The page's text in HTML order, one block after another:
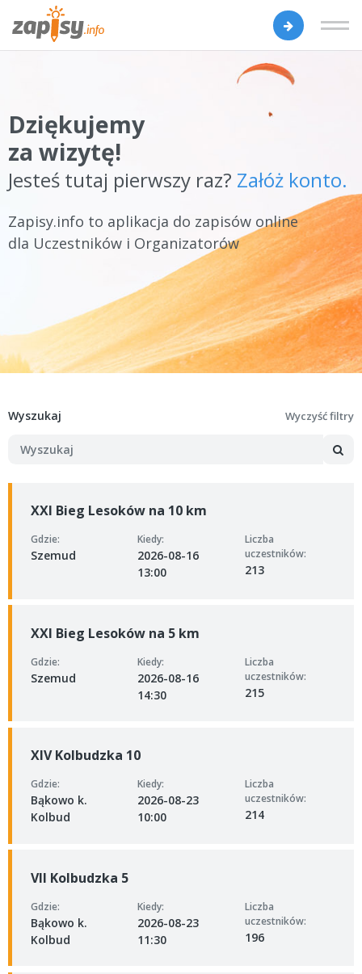
Dziękujemy
za wizytę!
Jesteś tutaj pierwszy raz? Załóż konto.
Zapisy.info to aplikacja do zapisów online
dla Uczestników i Organizatorów
Wyszukaj Wyczyść filtry
XXI Bieg Lesoków na 10 km
Gdzie:
Szemud
Kiedy:
2026-08-16
13:00
Liczba
uczestników:
213
XXI Bieg Lesoków na 5 km
Gdzie:
Szemud
Kiedy:
2026-08-16
14:30
Liczba
uczestników:
215
XIV Kolbudzka 10
Gdzie:
Bąkowo k.
Kolbud
Kiedy:
2026-08-23
10:00
Liczba
uczestników:
214
VII Kolbudzka 5
Gdzie:
Bąkowo k.
Kolbud
Kiedy:
2026-08-23
11:30
Liczba
uczestników:
196